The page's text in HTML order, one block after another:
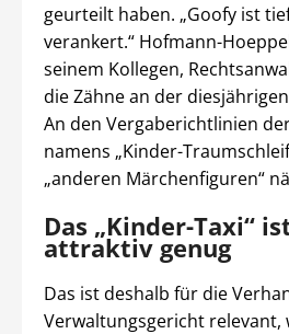
geurteilt haben. „Goofy ist
verankert.“ Hofmann-
seinem Kollegen,
die Zähne an der
An den Vergaberichtlinien
namens „Kinder-
„anderen Märchenfiguren“
Das „Kinder-Taxi“
attraktiv genug
Das ist deshalb für die
Verwaltungsgericht relevant,